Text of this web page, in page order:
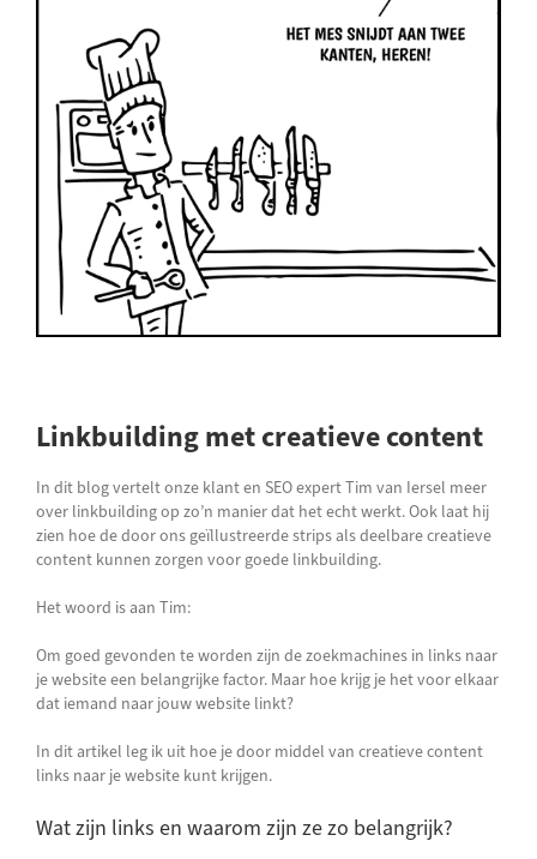
Linkbuilding met creatieve content
In dit blog vertelt onze klant en SEO expert Tim van Iersel meer
over linkbuilding op zo’n manier dat het echt werkt. Ook laat hij
zien hoe de door ons geïllustreerde strips als deelbare creatieve
content kunnen zorgen voor goede linkbuilding.
Het woord is aan Tim:
Om goed gevonden te worden zijn de zoekmachines in links naar
je website een belangrijke factor. Maar hoe krijg je het voor elkaar
dat iemand naar jouw website linkt?
In dit artikel leg ik uit hoe je door middel van creatieve content
links naar je website kunt krijgen.
Wat zijn links en waarom zijn ze zo belangrijk?